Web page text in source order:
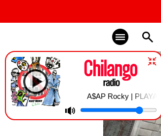
A$AP Rocky | PLAYA